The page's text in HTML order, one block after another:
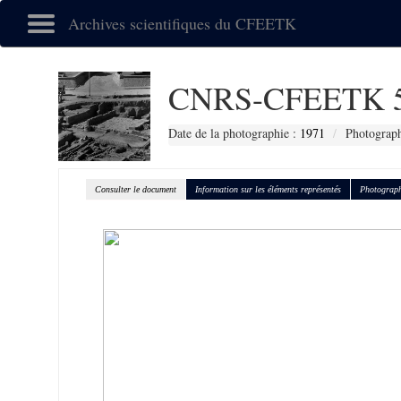
Archives scientifiques du CFEETK
CNRS-CFEETK
Date de la photographie : 1971
Consulter le document Information sur les éléments représentés